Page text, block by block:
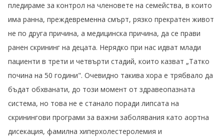
пледираме за контрол на членовете на семейства, в които
има ранна, преждевременна смърт, рязко прекратен живот
не по друга причина, а медицинска причина, да се прави
ранен скрининг на децата. Нерядко при нас идват млади
пациенти в трети и четвърти стадий, които казват „Татко
почина на 50 години". Очевидно такива хора е трябвало да
бъдат обхванати, до този момент от здравеопазната
система, но това не е станало поради липсата на
скринингови програми за важни заболявания като аортна
дисекация, фамилна хиперхолестеролемия и